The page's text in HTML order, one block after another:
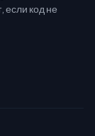
если код не